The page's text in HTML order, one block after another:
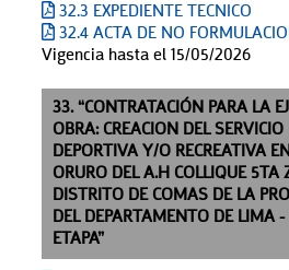
32.3 EXPEDIENTE TECNICO
32.4 ACTA DE NO
Vigencia hasta el 15/05/2026
33. “CONTRATACIÓN PARA LA
OBRA: CREACION DEL SERVICIO
DEPORTIVA Y/O RECREATIVA
ORURO DEL A.H COLLIQUE 5TA
DISTRITO DE COMAS DE LA
DEL DEPARTAMENTO DE LIMA -
ETAPA”